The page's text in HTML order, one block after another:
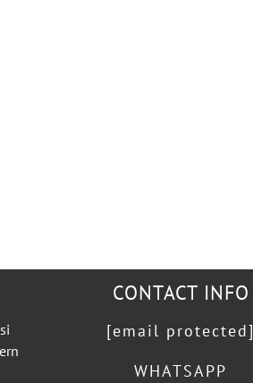
CONTACT INFO
[email protected]
WHATSAPP